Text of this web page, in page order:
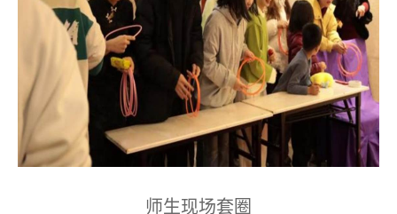
师生现场套圈